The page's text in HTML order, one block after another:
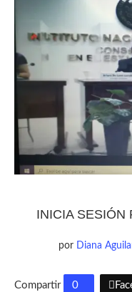
INICIA SESIÓN
por Diana
Compartir 0